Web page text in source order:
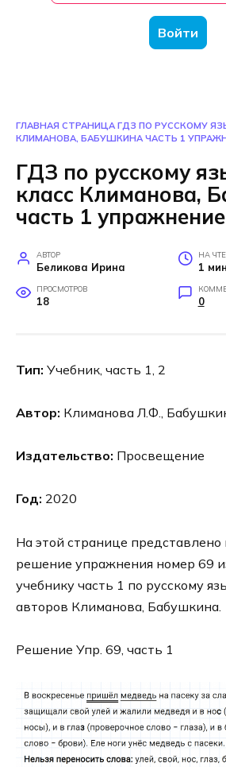
Войти
ГЛАВНАЯ СТРАНИЦА ГДЗ ПО РУССКОМУ
КЛИМАНОВА, БАБУШКИНА ЧАСТЬ 1
ГДЗ по русскому
класс Климанова,
часть 1
АВТОР
Беликова Ирина
НА
1 мин
ПРОСМОТРОВ
18 0
Тип: Учебник, часть 1, 2
Автор: Климанова Л.Ф.,
Издательство: Просвещение
Год: 2020
На этой странице представлено
решение упражнения номер 69
учебнику часть 1 по русскому
авторов Климанова, Бабушкина.
Решение Упр. 69, часть 1